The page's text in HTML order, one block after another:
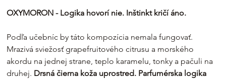
OXYMORON - Logika hovorí nie. Inštinkt kričí áno.
Podľa učebníc by táto kompozícia nemala fungovať.
Mrazivá sviežosť grapefruitového citrusu a morského
akordu na jednej strane, teplo karamelu, tonky a pačuli na
druhej. Drsná čierna koža uprostred. Parfumérska logika